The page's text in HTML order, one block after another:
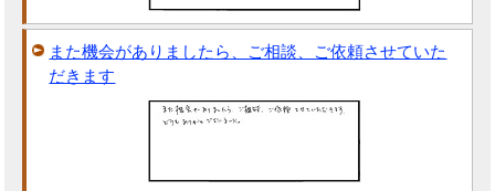
また機会がありましたら、ご相談、ご依頼させていた
だきます